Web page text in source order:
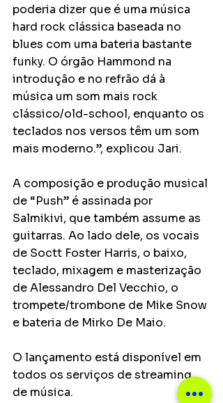
poderia dizer que é uma música
hard rock clássica baseada no
blues com uma bateria bastante
funky. O órgão Hammond na
introdução e no refrão dá à
música um som mais rock
clássico/old-school, enquanto os
teclados nos versos têm um som
mais moderno.”, explicou Jari.
A composição e produção musical
de “Push” é assinada por
Salmikivi, que também assume as
guitarras. Ao lado dele, os vocais
de Soctt Foster Harris, o baixo,
teclado, mixagem e masterização
de Alessandro Del Vecchio, o
trompete/trombone de Mike Snow
e bateria de Mirko De Maio.
O lançamento está disponível em
todos os serviços de streaming
de música.